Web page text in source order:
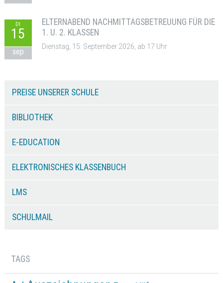
DI
15
sep
ELTERNABEND NACHMITTAGSBETREUUNG FÜR DIE
1. U. 2. KLASSEN
Dienstag, 15. September 2026, ab 17 Uhr
PREISE UNSERER SCHULE
BIBLIOTHEK
E-EDUCATION
ELEKTRONISCHES KLASSENBUCH
LMS
SCHULMAIL
TAGS